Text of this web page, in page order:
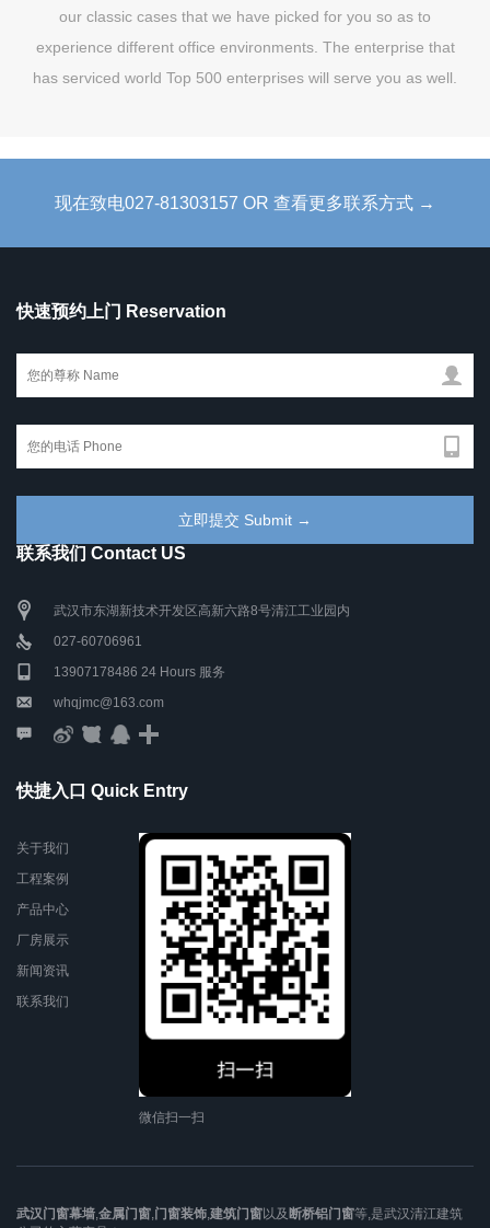
our classic cases that we have picked for you so as to
experience different office environments. The enterprise that
has serviced world Top 500 enterprises will serve you as well.
现在致电027-81303157 OR 查看更多联系方式 →
快速预约上门 Reservation
联系我们 Contact US
武汉市东湖新技术开发区高新六路8号清江工业园内
027-60706961
13907178486 24 Hours 服务
whqjmc@163.com
快捷入口 Quick Entry
关于我们
工程案例
产品中心
厂房展示
新闻资讯
联系我们
微信扫一扫
武汉门窗幕墙 金属门窗 门窗装饰 建筑门窗以及 断桥铝门窗等,是武汉清江建筑